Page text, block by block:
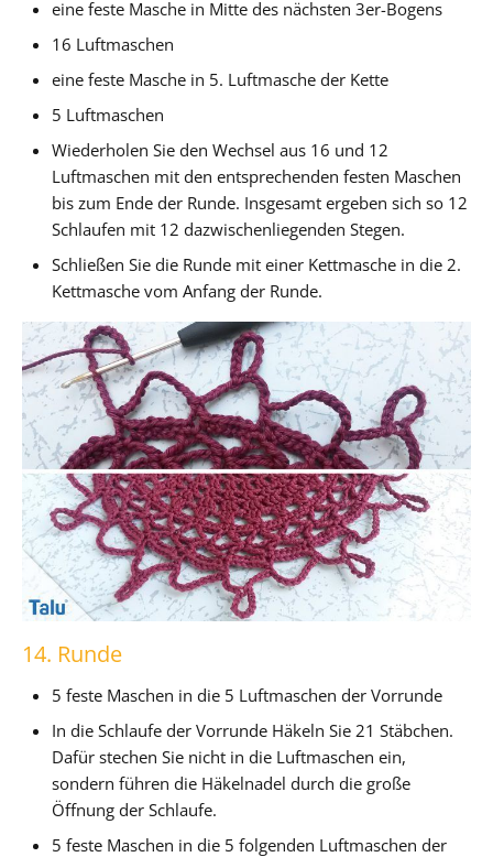
eine feste Masche in Mitte des nächsten 3er-Bogens
16 Luftmaschen
eine feste Masche in 5. Luftmasche der Kette
5 Luftmaschen
Wiederholen Sie den Wechsel aus 16 und 12
Luftmaschen mit den entsprechenden festen Maschen
bis zum Ende der Runde. Insgesamt ergeben sich so 12
Schlaufen mit 12 dazwischenliegenden Stegen.
Schließen Sie die Runde mit einer Kettmasche in die 2.
Kettmasche vom Anfang der Runde.
14. Runde
5 feste Maschen in die 5 Luftmaschen der Vorrunde
In die Schlaufe der Vorrunde Häkeln Sie 21 Stäbchen.
Dafür stechen Sie nicht in die Luftmaschen ein,
sondern führen die Häkelnadel durch die große
Öffnung der Schlaufe.
5 feste Maschen in die 5 folgenden Luftmaschen der